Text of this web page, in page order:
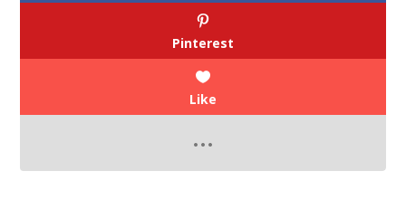
Pinterest
Like